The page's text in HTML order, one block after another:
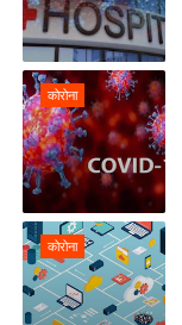
कोरोना
कोरोना